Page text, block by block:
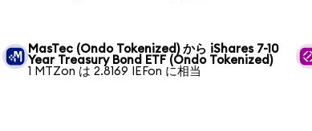
MasTec (Ondo Tokenized) から iShares 7-10
Year Treasury Bond ETF (Ondo Tokenized)
1 MTZon は 2.8169 IEFon に相当